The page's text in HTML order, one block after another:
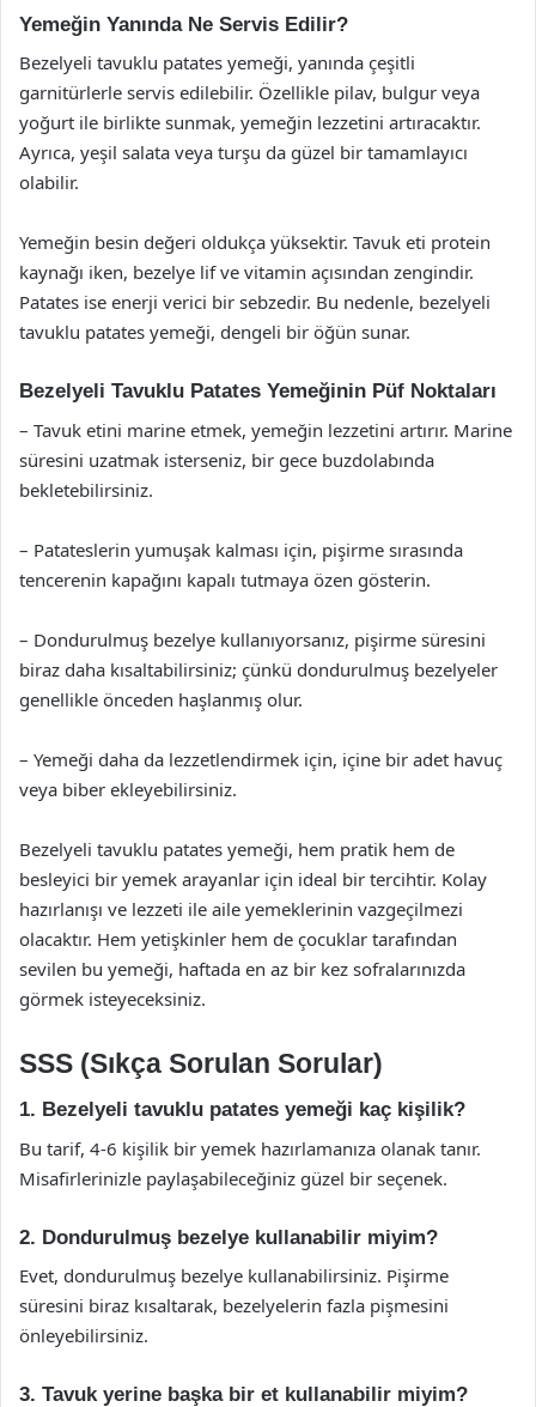
Yemeğin Yanında Ne Servis Edilir?
Bezelyeli tavuklu patates yemeği, yanında çeşitli
garnitürlerle servis edilebilir. Özellikle pilav, bulgur veya
yoğurt ile birlikte sunmak, yemeğin lezzetini artıracaktır.
Ayrıca, yeşil salata veya turşu da güzel bir tamamlayıcı
olabilir.
Yemeğin besin değeri oldukça yüksektir. Tavuk eti protein
kaynağı iken, bezelye lif ve vitamin açısından zengindir.
Patates ise enerji verici bir sebzedir. Bu nedenle, bezelyeli
tavuklu patates yemeği, dengeli bir öğün sunar.
Bezelyeli Tavuklu Patates Yemeğinin Püf Noktaları
– Tavuk etini marine etmek, yemeğin lezzetini artırır. Marine
süresini uzatmak isterseniz, bir gece buzdolabında
bekletebilirsiniz.
– Patateslerin yumuşak kalması için, pişirme sırasında
tencerenin kapağını kapalı tutmaya özen gösterin.
– Dondurulmuş bezelye kullanıyorsanız, pişirme süresini
biraz daha kısaltabilirsiniz; çünkü dondurulmuş bezelyeler
genellikle önceden haşlanmış olur.
– Yemeği daha da lezzetlendirmek için, içine bir adet havuç
veya biber ekleyebilirsiniz.
Bezelyeli tavuklu patates yemeği, hem pratik hem de
besleyici bir yemek arayanlar için ideal bir tercihtir. Kolay
hazırlanışı ve lezzeti ile aile yemeklerinin vazgeçilmezi
olacaktır. Hem yetişkinler hem de çocuklar tarafından
sevilen bu yemeği, haftada en az bir kez sofralarınızda
görmek isteyeceksiniz.
SSS (Sıkça Sorulan Sorular)
1. Bezelyeli tavuklu patates yemeği kaç kişilik?
Bu tarif, 4-6 kişilik bir yemek hazırlamanıza olanak tanır.
Misafirlerinizle paylaşabileceğiniz güzel bir seçenek.
2. Dondurulmuş bezelye kullanabilir miyim?
Evet, dondurulmuş bezelye kullanabilirsiniz. Pişirme
süresini biraz kısaltarak, bezelyelerin fazla pişmesini
önleyebilirsiniz.
3. Tavuk yerine başka bir et kullanabilir miyim?